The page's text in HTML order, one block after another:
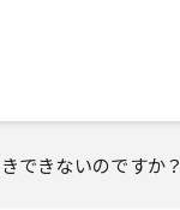
できないのですか？